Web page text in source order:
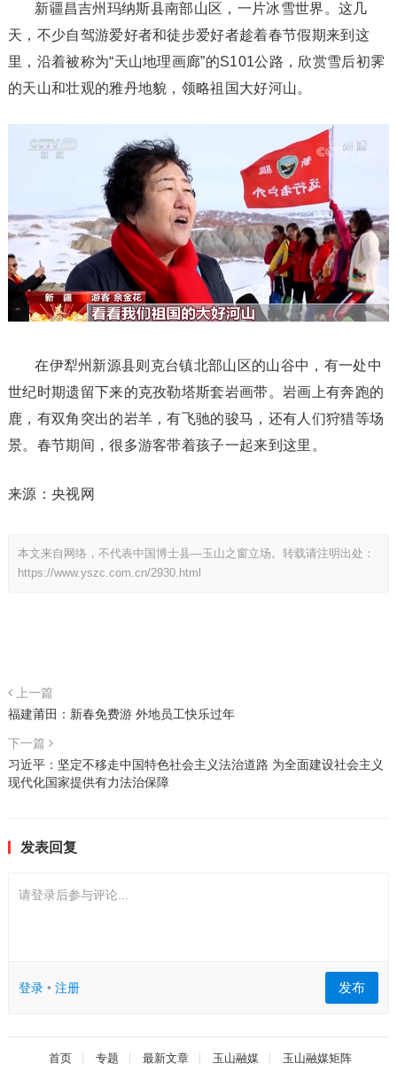
新疆昌吉州玛纳斯县南部山区，一片冰雪世界。这几
天，不少自驾游爱好者和徒步爱好者趁着春节假期来到这
里，沿着被称为“天山地理画廊”的S101公路，欣赏雪后初霁
的天山和壮观的雅丹地貌，领略祖国大好河山。
在伊犁州新源县则克台镇北部山区的山谷中，有一处中
世纪时期遗留下来的克孜勒塔斯套岩画带。岩画上有奔跑的
鹿，有双角突出的岩羊，有飞驰的骏马，还有人们狩猎等场
景。春节期间，很多游客带着孩子一起来到这里。
来源：央视网
本文来自网络，不代表中国博士县—玉山之窗立场。转载请注明出处：
https://www.yszc.com.cn/2930.html
上一篇
福建莆田：新春免费游 外地员工快乐过年
下一篇
习近平：坚定不移走中国特色社会主义法治道路 为全面建设社会主义
现代化国家提供有力法治保障
发表回复
请登录后参与评论...
登录• 注册 发布
首页 专题 最新文章 玉山融媒 玉山融媒矩阵